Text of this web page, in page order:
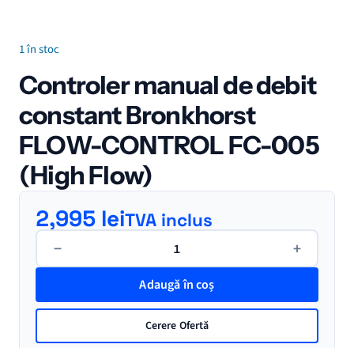
Controler manual de debit
constant Bronkhorst
FLOW-CONTROL FC-005
(High Flow)
1 în stoc
2,995 leiTVA inclus
−
Controler
de
constant
+
Adaugă în coș
Cerere Ofertă